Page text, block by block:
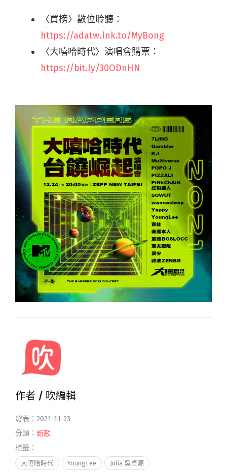
〈買榜〉數位聆聽：
https://adatw.lnk.to/MyBong
〈大嘻哈時代〉演唱會購票：
https://bit.ly/30ODnHN
作者 / 吹編輯
發表：2021-11-23
分類： 新歌
標籤：
大嘻哈時代 YoungLee Julia 吳卓源